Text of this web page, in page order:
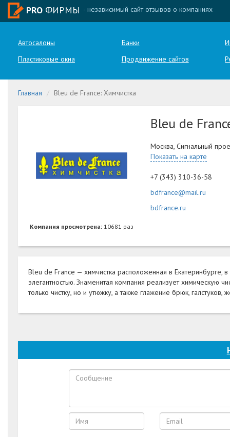
PRO ФИРМЫ - независимый сайт отзывов о компаниях
Автосалоны Банки
Пластиковые окна
Продвижение сайтов
Главная Bleu de France: Химчистка
Компания просмотрена: 10681 раз
Bleu de
Москва, Сигнальный
Показать на карте
+7 (343) 310-36-58
bdfrance@mail.ru
bdfrance.ru
Bleu de France — химчистка расположенная в Екатеринбурге,
элегантностью. Знаменитая компания реализует
только чистку, но и утюжку, а также глажение брюк,